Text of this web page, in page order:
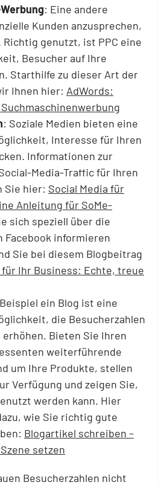
: Eine andere
Kunden anzusprechen,
Richtig genutzt, ist PPC eine
Besucher auf Ihre
Starthilfe zu dieser Art der
Ihnen hier: AdWords:
: Soziale Medien bieten eine
Interesse für Ihren
Informationen zur
Media-Traffic für Ihren
Sie hier: Social Media für
Anleitung für SoMe-
sich speziell über die
Facebook informieren
Sie bei diesem Blogbeitrag
für Ihr Business: Echte, treue
ein Blog ist eine
die Besucherzahlen
Bieten Sie Ihren
weiterführende
um Ihre Produkte, stellen
Verfügung und zeigen Sie,
werden kann. Hier
wie Sie richtig gute
Blogartikel schreiben –
setzen
Besucherzahlen nicht